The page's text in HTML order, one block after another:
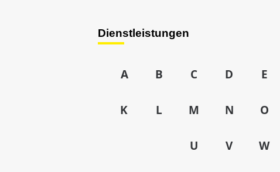
Dienstleistungen
A B C D E
K L M N O
U V W